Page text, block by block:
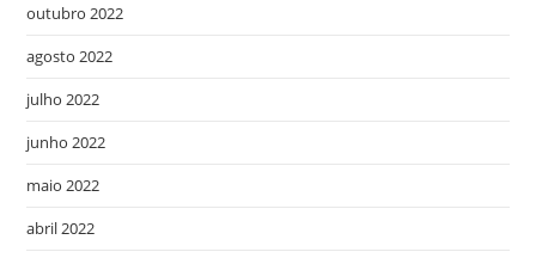
outubro 2022
agosto 2022
julho 2022
junho 2022
maio 2022
abril 2022